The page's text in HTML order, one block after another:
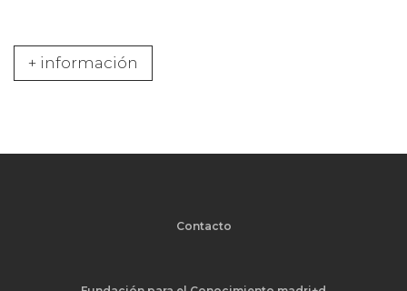
+ información
Contacto